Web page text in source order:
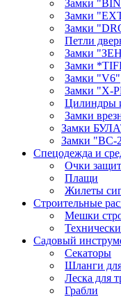
Замки
Замки
Замки
Петли
Замки
Замки
Замки "V6"
Замки "X-
Цилиндры
Замки
Замки
Замки "ВС-
Спецодежда и
Очки
Плащи
Жилеты
Строительные
Мешки
Садовый
Секаторы
Шланги
Леска для
Грабли